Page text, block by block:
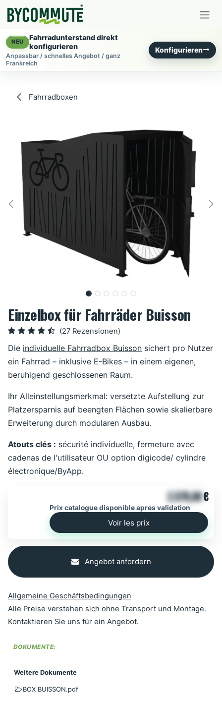
NEU
Fahrradunterstand direkt
konfigurieren
Anpassbar / schnelles Angebot / ganz
Frankreich
Konfigurieren
Fahrradboxen
Einzelbox für Fahrräder Buisson
(27 Rezensionen)
Die individuelle Fahrradbox Buisson sichert pro Nutzer
ein Fahrrad – inklusive E-Bikes – in einem eigenen,
beruhigend geschlossenen Raum.
Ihr Alleinstellungsmerkmal: versetzte Aufstellung zur
Platzersparnis auf beengten Flächen sowie skalierbare
Erweiterung durch modularen Ausbau.
Atouts clés : sécurité individuelle, fermeture avec
cadenas de l'utilisateur OU option digicode/ cylindre
électronique/ByApp.
2.579,00€
Prix catalogue disponible apres validation
Voir les prix
Angebot anfordern
Allgemeine Geschäftsbedingungen
Alle Preise verstehen sich ohne Transport und Montage.
Kontaktieren Sie uns für ein Angebot.
DOKUMENTE:
Weitere Dokumente
BOX BUISSON.pdf